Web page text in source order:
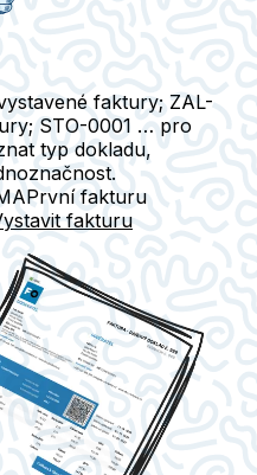
faktury; ZAL-
STO-0001 … pro
typ dokladu,
První fakturu
fakturu